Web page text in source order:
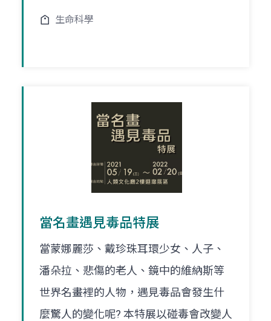
生命科學
當名畫遇見毒品特展
當蒙娜麗莎、戴珍珠耳環少女、人子、
潘朵拉、悲傷的老人、鏡中的維納斯等
世界名畫裡的人物，遇見毒品會發生什
麼驚人的變化呢? 本特展以碰毒會改變人